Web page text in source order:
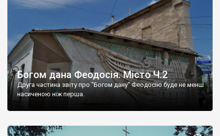
Богом дана Феодосія. Місто Ч.2
Друга частина звіту про "Богом дану" Феодосію буде не менш
насиченою ніж перша.